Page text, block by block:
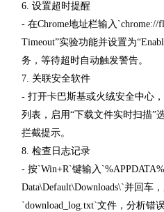
6. 设置超时提醒
- 在Chrome地址栏输入`chrome://
Timeout”实验功能并设置为
务，等待超时自动触发警告。
7. 关联安全软件
- 打开卡巴斯基或火绒安全中心
列表，启用“下载文件实时扫描”
拦截提示。
8. 检查日志记录
- 按`Win+R`键输入
Data\Default\Downloads\`并回车
`download_log.txt`文件，分析错